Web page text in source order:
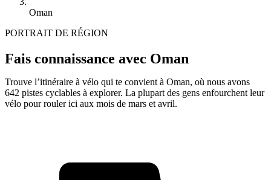
Oman
PORTRAIT DE RÉGION
Fais connaissance avec Oman
Trouve l’itinéraire à vélo qui te convient à Oman, où nous avons
642 pistes cyclables à explorer. La plupart des gens enfourchent leur
vélo pour rouler ici aux mois de mars et avril.